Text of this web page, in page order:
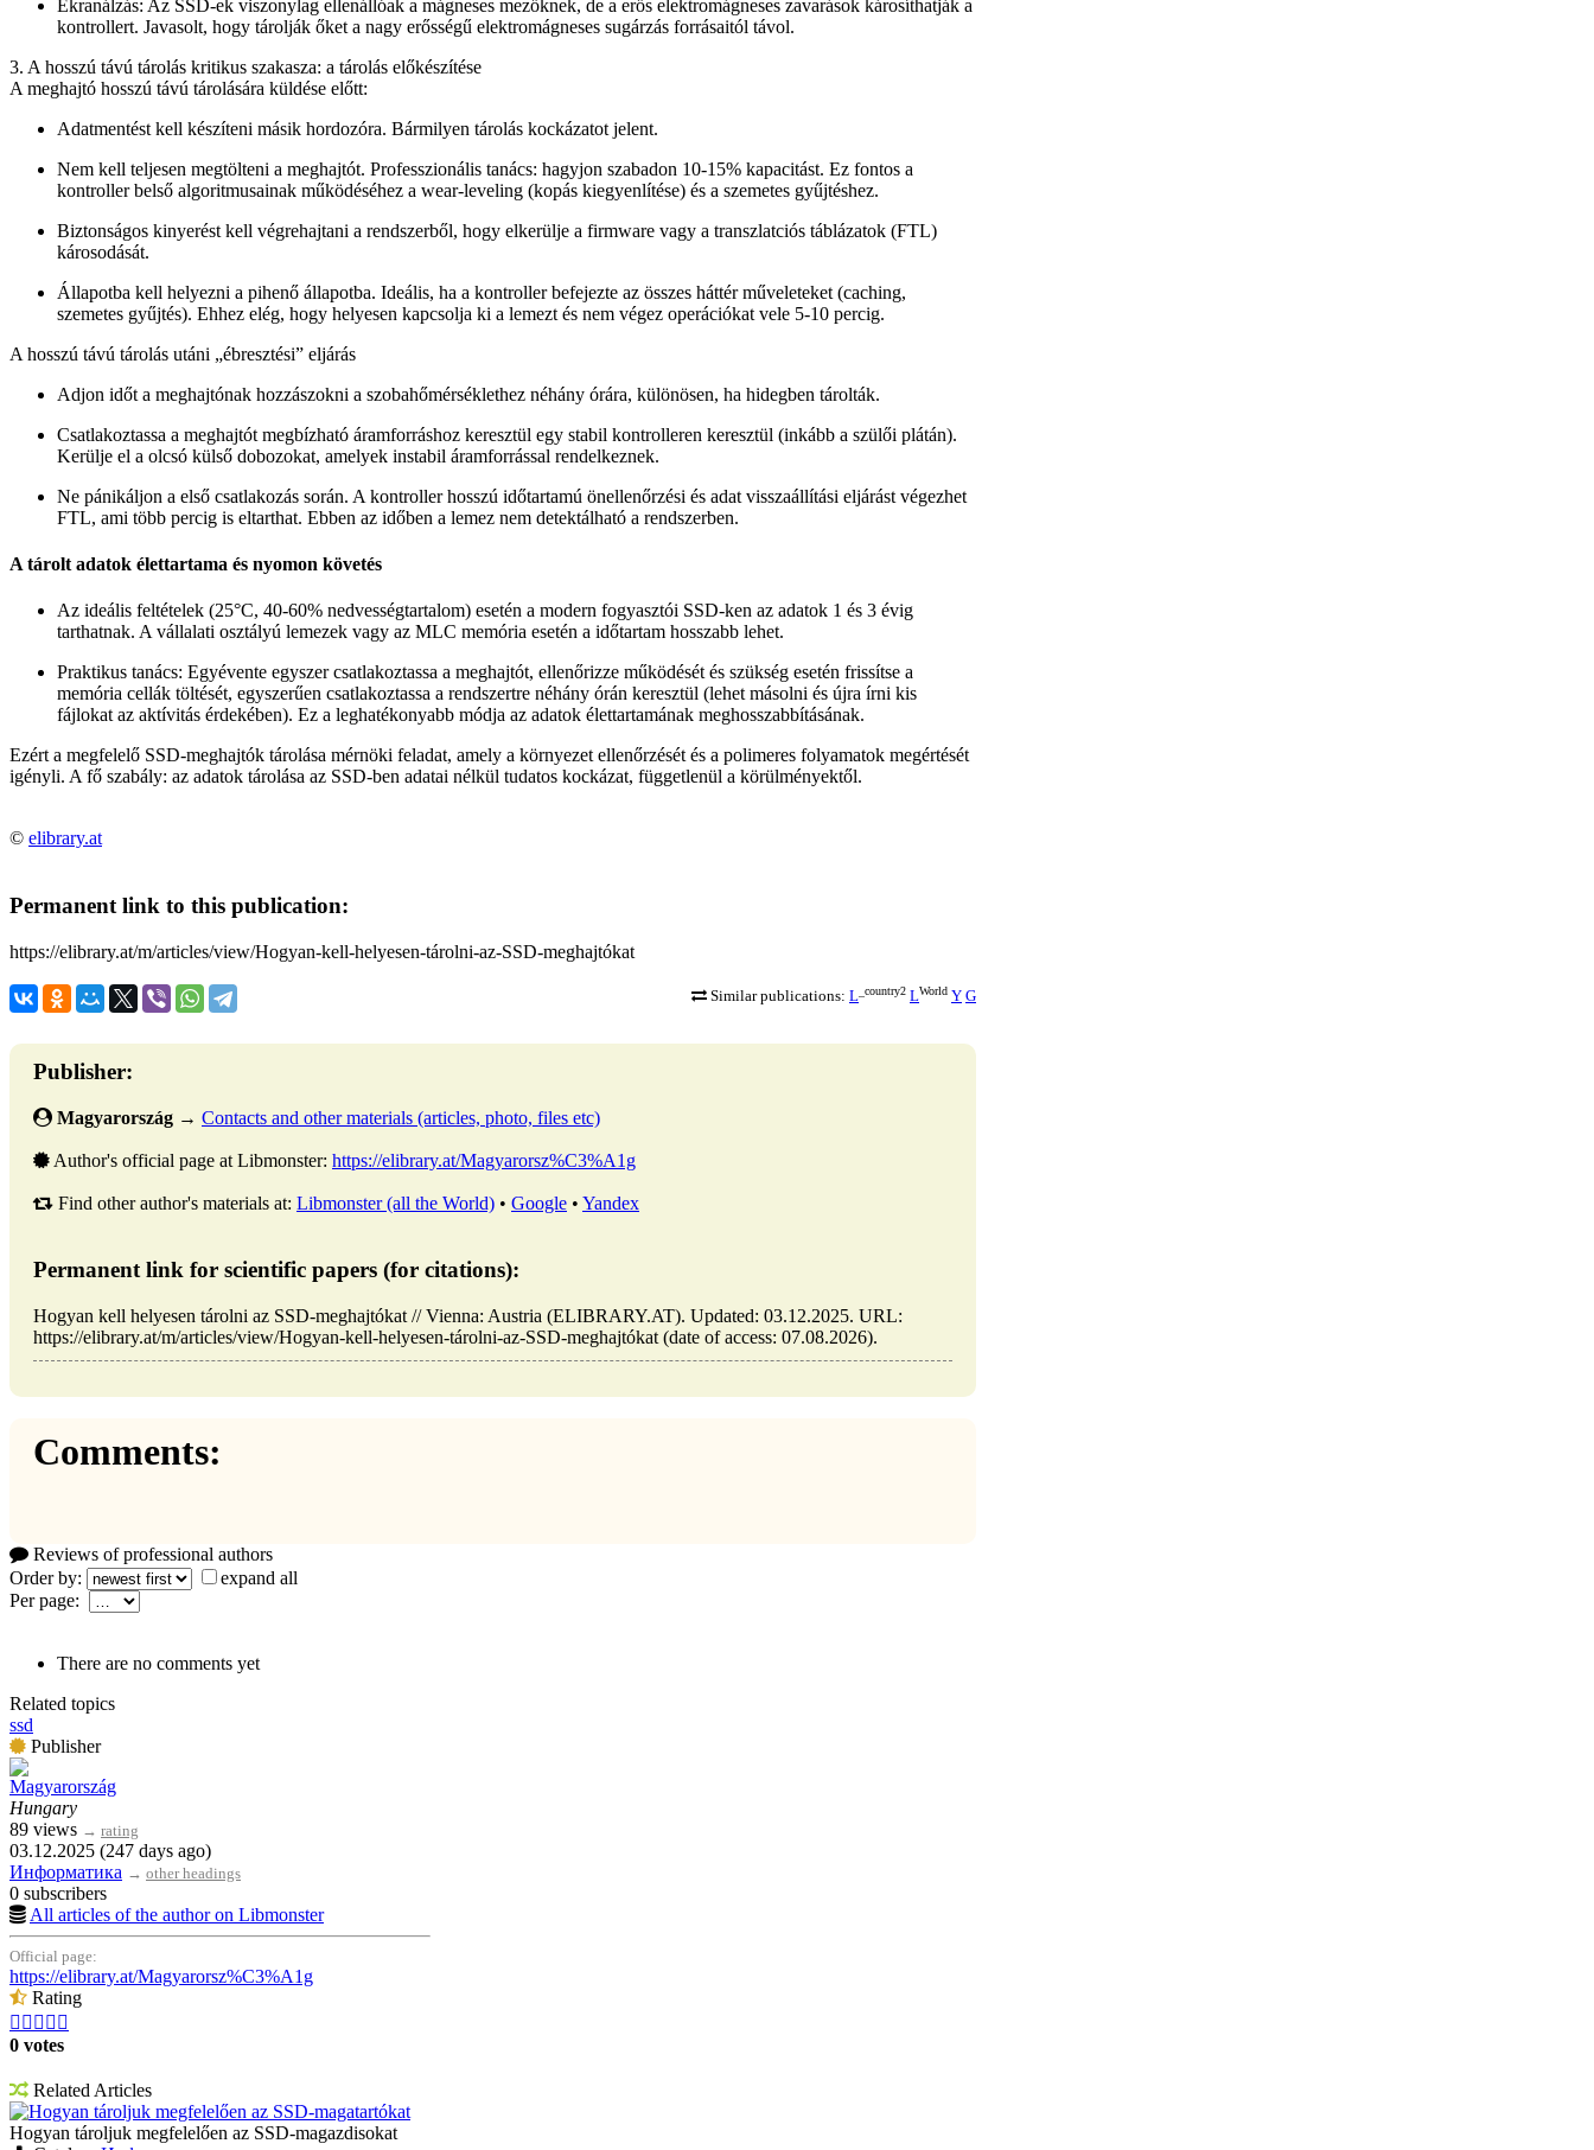
Ekranálzás: Az SSD-ek viszonylag ellenállóak a mágneses mezőknek, de a erős elektromágneses zavarások károsíthatják a
kontrollert. Javasolt, hogy tárolják őket a nagy erősségű elektromágneses sugárzás forrásaitól távol.
3. A hosszú távú tárolás kritikus szakasza: a tárolás előkészítése
A meghajtó hosszú távú tárolására küldése előtt:
Adatmentést kell készíteni másik hordozóra. Bármilyen tárolás kockázatot jelent.
Nem kell teljesen megtölteni a meghajtót. Professzionális tanács: hagyjon szabadon 10-15% kapacitást. Ez fontos a
kontroller belső algoritmusainak működéséhez a wear-leveling (kopás kiegyenlítése) és a szemetes gyűjtéshez.
Biztonságos kinyerést kell végrehajtani a rendszerből, hogy elkerülje a firmware vagy a transzlatciós táblázatok (FTL)
károsodását.
Állapotba kell helyezni a pihenő állapotba. Ideális, ha a kontroller befejezte az összes háttér műveleteket (caching,
szemetes gyűjtés). Ehhez elég, hogy helyesen kapcsolja ki a lemezt és nem végez operációkat vele 5-10 percig.
A hosszú távú tárolás utáni „ébresztési” eljárás
Adjon időt a meghajtónak hozzászokni a szobahőmérséklethez néhány órára, különösen, ha hidegben tárolták.
Csatlakoztassa a meghajtót megbízható áramforráshoz keresztül egy stabil kontrolleren keresztül (inkább a szülői plátán).
Kerülje el a olcsó külső dobozokat, amelyek instabil áramforrással rendelkeznek.
Ne pánikáljon a első csatlakozás során. A kontroller hosszú időtartamú önellenőrzési és adat visszaállítási eljárást végezhet
FTL, ami több percig is eltarthat. Ebben az időben a lemez nem detektálható a rendszerben.
A tárolt adatok élettartama és nyomon követés
Az ideális feltételek (25°C, 40-60% nedvességtartalom) esetén a modern fogyasztói SSD-ken az adatok 1 és 3 évig
tarthatnak. A vállalati osztályú lemezek vagy az MLC memória esetén a időtartam hosszabb lehet.
Praktikus tanács: Egyévente egyszer csatlakoztassa a meghajtót, ellenőrizze működését és szükség esetén frissítse a
memória cellák töltését, egyszerűen csatlakoztassa a rendszertre néhány órán keresztül (lehet másolni és újra írni kis
fájlokat az aktívitás érdekében). Ez a leghatékonyabb módja az adatok élettartamának meghosszabbításának.
Ezért a megfelelő SSD-meghajtók tárolása mérnöki feladat, amely a környezet ellenőrzését és a polimeres folyamatok megértését
igényli. A fő szabály: az adatok tárolása az SSD-ben adatai nélkül tudatos kockázat, függetlenül a körülményektől.
© elibrary.at
Permanent link to this publication:
https://elibrary.at/m/articles/view/Hogyan-kell-helyesen-tárolni-az-SSD-meghajtókat
Similar publications: L _country2 LWorld Y G
Publisher:
Magyarország → Contacts and other materials (articles, photo, files etc)
Author's official page at Libmonster: https://elibrary.at/Magyarorsz%C3%A1g
Find other author's materials at: Libmonster (all the World) • Google • Yandex
Permanent link for scientific papers (for citations):
Hogyan kell helyesen tárolni az SSD-meghajtókat // Vienna: Austria (ELIBRARY.AT). Updated: 03.12.2025. URL:
https://elibrary.at/m/articles/view/Hogyan-kell-helyesen-tárolni-az-SSD-meghajtókat (date of access: 07.08.2026).
Comments:
Reviews of professional authors
Order by:
expand all
Per page:
There are no comments yet
Related topics
ssd
Publisher
Magyarország
Hungary
89 views → rating
03.12.2025 (247 days ago)
Информатика → other headings
0 subscribers
All articles of the author on Libmonster
Official page:
https://elibrary.at/Magyarorsz%C3%A1g
Rating
    
0 votes
Related Articles
Hogyan tároljuk megfelelően az SSD-magatartókat
Hogyan tároljuk megfelelően az SSD-magazdisokat